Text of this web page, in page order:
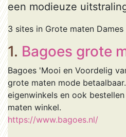
een modieuze
3 sites in Grote maten Dames
1. Bagoes grote
Bagoes 'Mooi en Voordelig
grote maten mode
eigenwinkels en ook
maten winkel.
https://www.bagoes.nl/